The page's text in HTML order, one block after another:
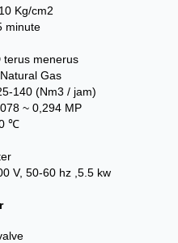
Kg/cm2
minute
terus menerus
Gas
140 (Nm3 / jam)
~ 0,294 MP
℃
V, 50-60 hz ,5.5 kw